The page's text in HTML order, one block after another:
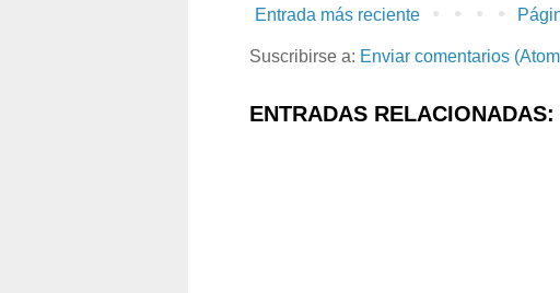
Entrada más reciente
Suscribirse a: Enviar comentarios
ENTRADAS RELACIONADAS: